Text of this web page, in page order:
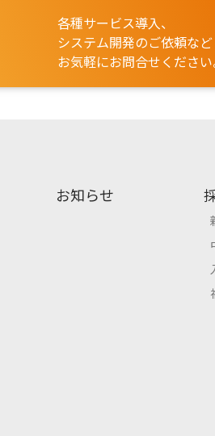
各種サービス導入、
システム開発のご依頼など
お気軽にお問合せください
お知らせ